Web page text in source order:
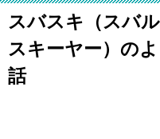
スバスキ（スバ
スキーヤー）の
話